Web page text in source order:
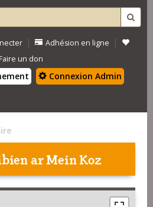
| Adhésion en ligne |
Faire un don
Connexion Admin
ar Mein Koz